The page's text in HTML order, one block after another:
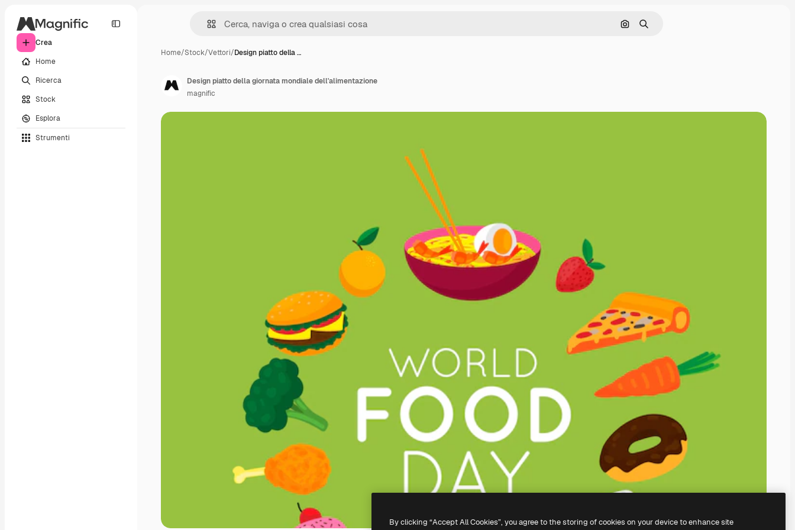
Crea
Home
Ricerca
Stock
Esplora
Strumenti
Cerca per immagine
Ricerca
Home/Stock/Vettori/Design piatto della …
Design piatto della giornata mondiale dell'alimentazione
magnific
By clicking “Accept All Cookies”, you agree to the storing of cookies on your device to enhance site